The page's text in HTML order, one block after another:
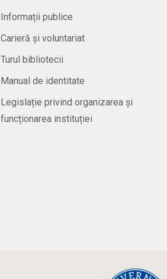
Informații publice
Carieră și voluntariat
Turul bibliotecii
Manual de identitate
Legislație privind organizarea și
funcționarea instituției